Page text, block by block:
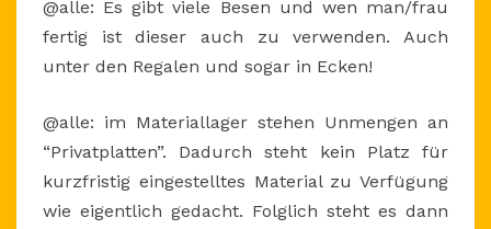
@alle: Es gibt viele Besen und wen man/frau
fertig ist dieser auch zu verwenden. Auch
unter den Regalen und sogar in Ecken!
@alle: im Materiallager stehen Unmengen an
“Privatplatten”. Dadurch steht kein Platz für
kurzfristig eingestelltes Material zu Verfügung
wie eigentlich gedacht. Folglich steht es dann